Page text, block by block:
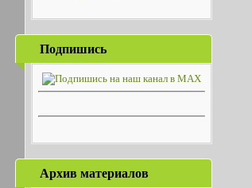
Подпишись
Архив материалов